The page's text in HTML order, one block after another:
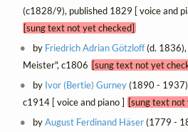
(c1828/9), published 1829 [ voice and
[sung text not yet checked]
by Friedrich Adrian Götzloff(d. 1836),
Meister", c1806 [sung text not yet
by Ivor (Bertie) Gurney(1890 -
c1914 [ voice and piano ] [sung text not
byAugust Ferdinand Häser(1779 -